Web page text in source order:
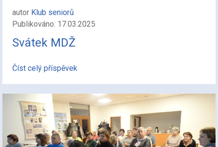
autor Klub seniorů
Publikováno: 17.03.2025
Svátek MDŽ
Číst celý příspěvek